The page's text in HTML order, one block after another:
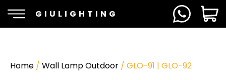
GIULIGHTING
Home / Wall Lamp Outdoor / GLO-91 | GLO-92